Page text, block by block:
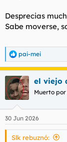
Desprecias
Sabe moverse,
R
e
a
c
c
i
e
s
pai-mei
el viejo
Muerto
30 Jun 2026
Slk rebuznó: